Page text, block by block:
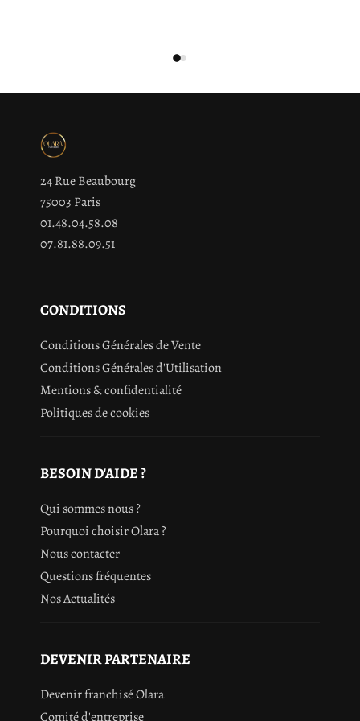
24 Rue Beaubourg
75003 Paris
01.48.04.58.08
07.81.88.09.51
CONDITIONS
Conditions Générales de Vente
Conditions Générales d'Utilisation
Mentions & confidentialité
Politiques de cookies
BESOIN D'AIDE ?
Qui sommes nous ?
Pourquoi choisir Olara ?
Nous contacter
Questions fréquentes
Nos Actualités
DEVENIR PARTENAIRE
Devenir franchisé Olara
Comité d'entreprise